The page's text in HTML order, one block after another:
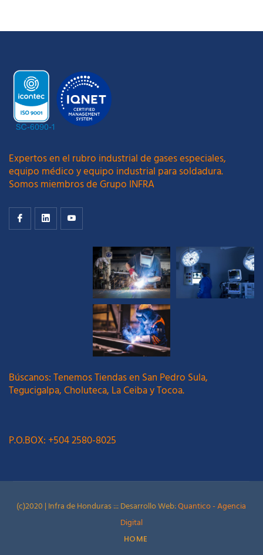
Expertos en el rubro industrial de gases especiales,
equipo médico y equipo industrial para soldadura.
Somos miembros de Grupo INFRA
Búscanos: Tenemos Tiendas en San Pedro Sula,
Tegucigalpa, Choluteca, La Ceiba y Tocoa.
P.O.BOX: +504 2580-8025
(c)2020 | Infra de Honduras ::: Desarrollo Web:Quantico - Agencia
Digital
HOME